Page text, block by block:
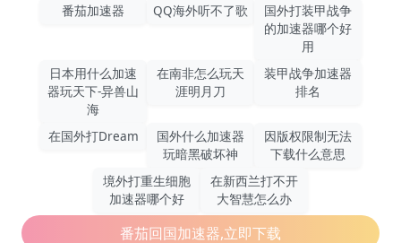
番茄回国加速器,立即下载
番茄加速器 QQ海外听不了歌
国外打装甲战争
的加速器哪个好
用
日本用什么加速
器玩天下-异兽山
海
在南非怎么玩天
涯明月刀
装甲战争加速器
排名
在国外打Dream
国外什么加速器
玩暗黑破坏神
因版权限制无法
下载什么意思
境外打重生细胞
加速器哪个好
在新西兰打不开
大智慧怎么办